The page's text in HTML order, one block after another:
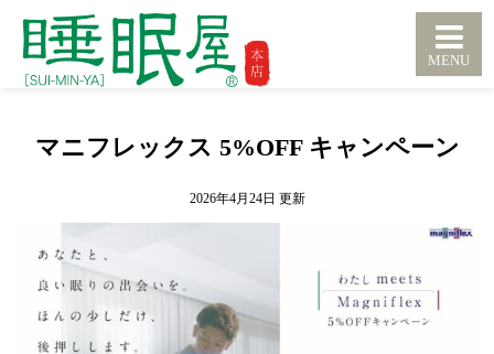
マニフレックス 5%OFF キャンペーン
2026年4月24日